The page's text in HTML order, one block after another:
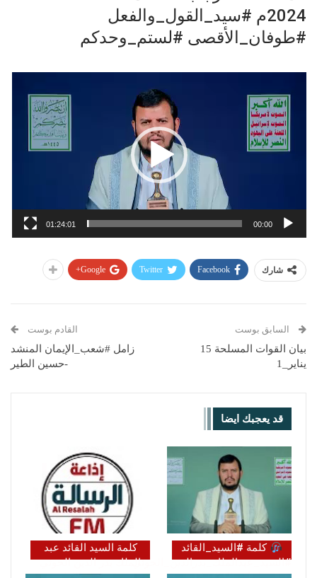
2024م #سيد_القول_والفعل
#طوفان_الأقصى #لستم_وحدكم
الفيديو
00:00
01:24:01
شارك Facebook
Twitter
Google+
السابق بوست
بيان القوات المسلحة 15
يناير_1
القادم بوست
زامل #شعب_الإيمان المنشد
-حسين الطير
قد يعجبك ايضا
كلمة #السيد_القائد
#السيد_عبدالملك_بدرالدين_الحوثي
كلمة السيد القائد عبد
الملك بدر الدين الحوثي